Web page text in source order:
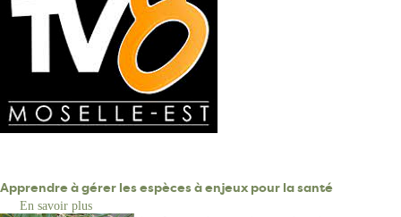
Apprendre à gérer les espèces à enjeux pour la santé
En savoir plus